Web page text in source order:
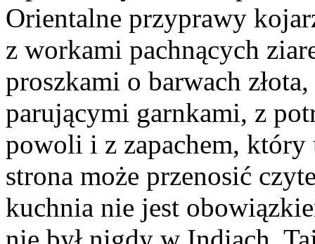
Orientalne przyprawy
z workami pachnących
proszkami o barwach
parującymi garnkami, z
powoli i z zapachem, który
strona może przenosić
kuchnia nie jest